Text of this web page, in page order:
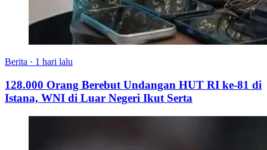
Berita · 1 hari lalu
128.000 Orang Berebut Undangan HUT RI ke-81 di
Istana, WNI di Luar Negeri Ikut Serta